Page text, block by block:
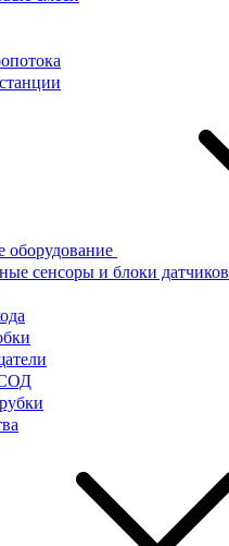
оборудование
сенсоры и блоки датчиков